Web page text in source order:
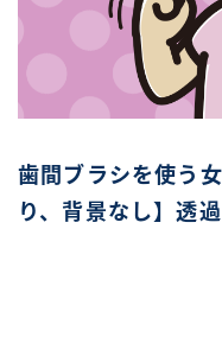
歯間ブラシを使う
り、背景なし】透